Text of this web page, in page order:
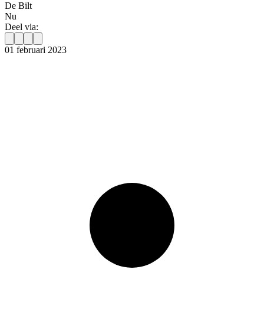
De Bilt
Nu
Deel via:
01 februari 2023